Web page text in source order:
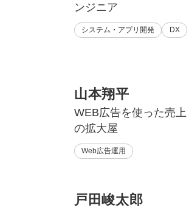
ンジニア
システム・アプリ開発 DX
山本翔平
WEB広告を使った売上
の拡大屋
Web広告運用
戸田峻太郎